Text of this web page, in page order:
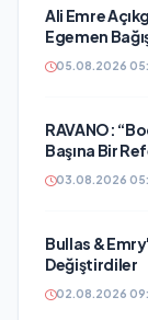
Ali Emre
Egemen
05.08.2026
RAVANO:
Başına Bir
03.08.2026
Bullas &
Değiştirdiler
02.08.2026